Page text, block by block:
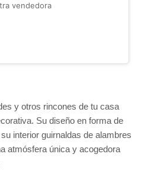
vendedora
y otros rincones de tu casa
Su diseño en forma de
interior guirnaldas de alambres
atmósfera única y acogedora